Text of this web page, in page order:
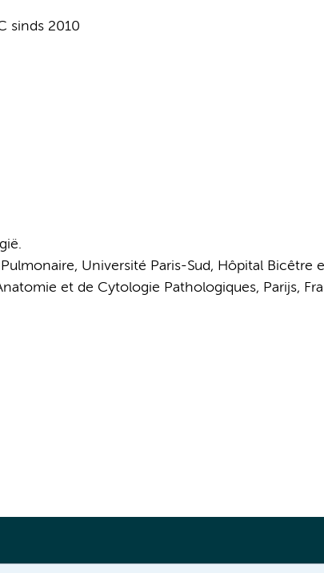
sinds 2010
Université Paris-Sud, Hôpital Bicêtre
et de Cytologie Pathologiques, Parijs,